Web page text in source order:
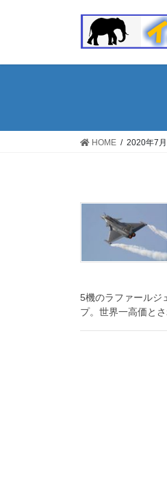
HOME 2020年7
5機のラファールジ
プ。世界一高価と